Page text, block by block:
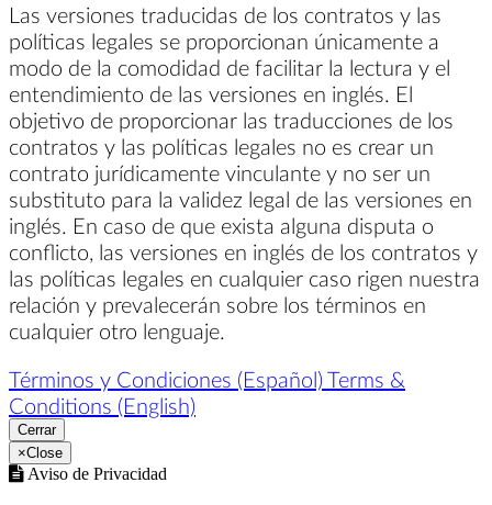
Las versiones traducidas de los contratos y las
políticas legales se proporcionan únicamente a
modo de la comodidad de facilitar la lectura y el
entendimiento de las versiones en inglés. El
objetivo de proporcionar las traducciones de los
contratos y las políticas legales no es crear un
contrato jurídicamente vinculante y no ser un
substituto para la validez legal de las versiones en
inglés. En caso de que exista alguna disputa o
conflicto, las versiones en inglés de los contratos y
las políticas legales en cualquier caso rigen nuestra
relación y prevalecerán sobre los términos en
cualquier otro lenguaje.
Términos y Condiciones (Español) Terms &
Conditions (English)
Cerrar
×Close
Aviso de Privacidad